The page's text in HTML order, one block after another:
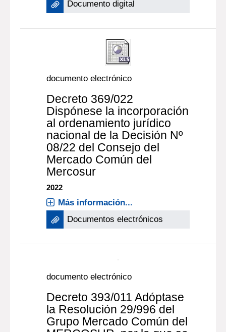
Documento digital
documento electrónico
Decreto 369/022
Dispónese la incorporación
al ordenamiento jurídico
nacional de la Decisión Nº
08/22 del Consejo del
Mercado Común del
Mercosur
2022
Más información...
Documentos electrónicos
documento electrónico
Decreto 393/011 Adóptase
la Resolución 29/996 del
Grupo Mercado Común del